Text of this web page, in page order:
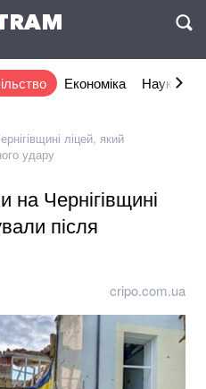
Економіка Наука та
ліцей, який
удару
на Чернігівщині
після
cripo.com.ua